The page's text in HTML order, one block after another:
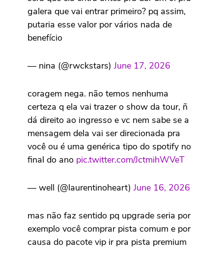
galera que vai entrar primeiro? pq assim,
putaria esse valor por vários nada de
benefício
— nina (@rwckstars) June 17, 2026
coragem nega. não temos nenhuma
certeza q ela vai trazer o show da tour, ñ
dá direito ao ingresso e vc nem sabe se a
mensagem dela vai ser direcionada pra
você ou é uma genérica tipo do spotify no
final do ano pic.twitter.com/JctmihWVeT
— well (@laurentinoheart) June 16, 2026
mas não faz sentido pq upgrade seria por
exemplo você comprar pista comum e por
causa do pacote vip ir pra pista premium